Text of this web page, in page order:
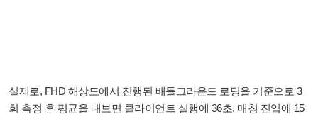
실제로, FHD 해상도에서 진행된 배틀그라운드 로딩을 기준으로 3
회 측정 후 평균을 내보면 클라이언트 실행에 36초, 매칭 진입에 15